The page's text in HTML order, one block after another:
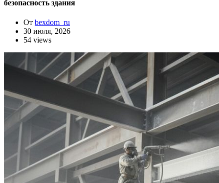
безопасность здания
От bexdom_ru
30 июля, 2026
54 views